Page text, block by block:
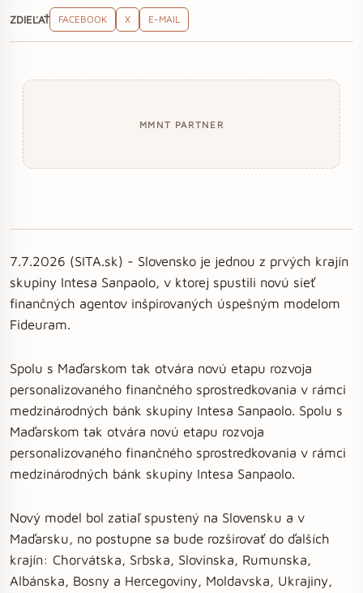
ZDIEĽAŤ FACEBOOK X E-MAIL
MMNT PARTNER
7.7.2026 (SITA.sk) - Slovensko je jednou z prvých krajín
skupiny Intesa Sanpaolo, v ktorej spustili novú sieť
finančných agentov inšpirovaných úspešným modelom
Fideuram.
Spolu s Maďarskom tak otvára novú etapu rozvoja
personalizovaného finančného sprostredkovania v rámci
medzinárodných bánk skupiny Intesa Sanpaolo. Spolu s
Maďarskom tak otvára novú etapu rozvoja
personalizovaného finančného sprostredkovania v rámci
medzinárodných bánk skupiny Intesa Sanpaolo.
Nový model bol zatiaľ spustený na Slovensku a v
Maďarsku, no postupne sa bude rozširovať do ďalších
krajín: Chorvátska, Srbska, Slovinska, Rumunska,
Albánska, Bosny a Hercegoviny, Moldavska, Ukrajiny,